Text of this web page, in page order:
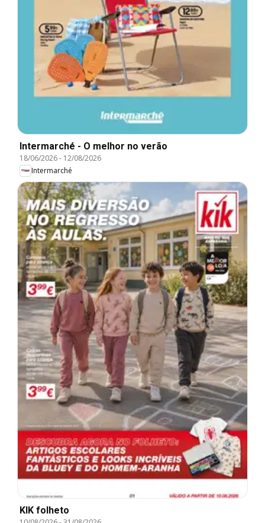
Intermarché - O melhor no verão
18/06/2026- 12/08/2026
Intermarché
KIK folheto